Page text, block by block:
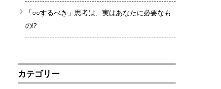
「○○するべき」思考は、実はあなたに必要なも
の!?
カテゴリー